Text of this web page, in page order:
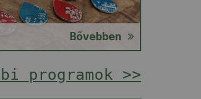
Bővebben
programok >>